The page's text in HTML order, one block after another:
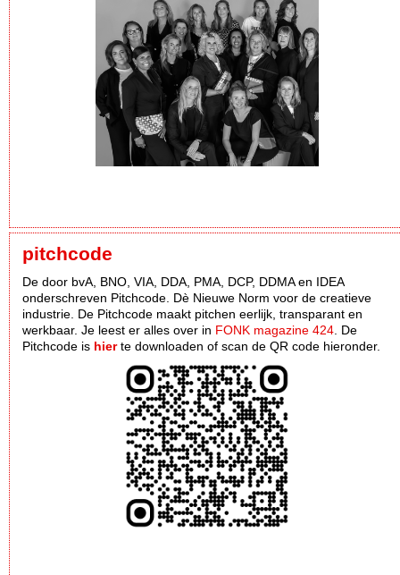
pitchcode
De door bvA, BNO, VIA, DDA, PMA, DCP, DDMA en IDEA
onderschreven Pitchcode. Dè Nieuwe Norm voor de creatieve
industrie. De Pitchcode maakt pitchen eerlijk, transparant en
werkbaar. Je leest er alles over in FONK magazine 424 . De
Pitchcode is hierte downloaden of scan de QR code hieronder.